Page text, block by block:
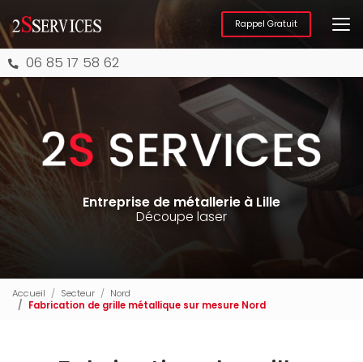
au
contenu
principal06 85 17 58 62
Rappel Gratuit
Entreprise de métallerie à Lille
Découpe laser
Accueil Secteur
Nord
Fabrication de grille métallique sur mesure Nord